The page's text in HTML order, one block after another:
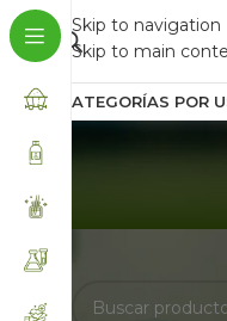
Skip to navigation
Skip to main
CATEGORÍAS POR